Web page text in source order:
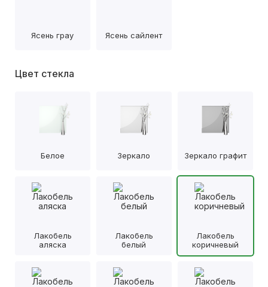
Ясень грау Ясень сайлент
Цвет стекла
Белое Зеркало Зеркало графит
Лакобель
аляска
Лакобель
белый
Лакобель
коричневый